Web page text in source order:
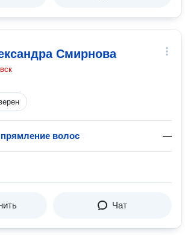
Смирнова
волос —
Чат